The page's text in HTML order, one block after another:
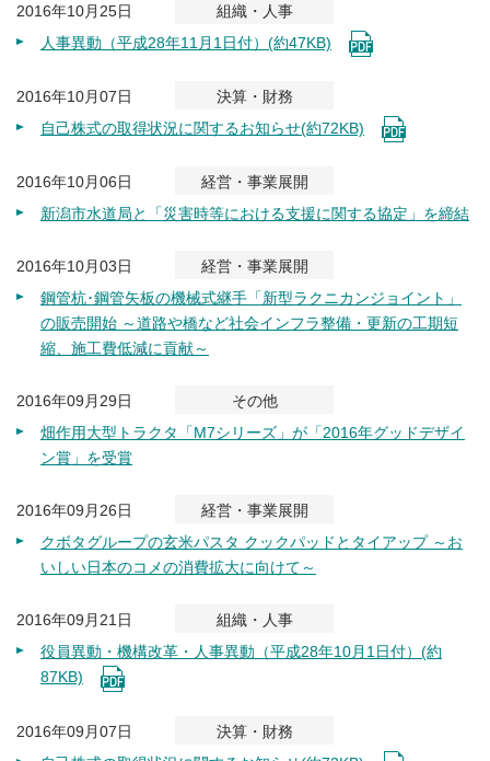
2016年10月25日
組織・人事
人事異動（平成28年11月1日付）(約47KB)
2016年10月07日
決算・財務
自己株式の取得状況に関するお知らせ(約72KB)
2016年10月06日
経営・事業展開
新潟市水道局と「災害時等における支援に関する協定」を締結
2016年10月03日
経営・事業展開
鋼管杭･鋼管矢板の機械式継手「新型ラクニカンジョイント」
の販売開始 ～道路や橋など社会インフラ整備・更新の工期短
縮、施工費低減に貢献～
2016年09月29日
その他
畑作用大型トラクタ「M7シリーズ」が「2016年グッドデザイ
ン賞」を受賞
2016年09月26日
経営・事業展開
クボタグループの玄米パスタ クックパッドとタイアップ ～お
いしい日本のコメの消費拡大に向けて～
2016年09月21日
組織・人事
役員異動・機構改革・人事異動（平成28年10月1日付）(約
87KB)
2016年09月07日
決算・財務